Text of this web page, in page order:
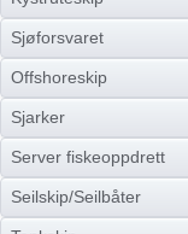
Sjøforsvaret
Offshoreskip
Sjarker
Server fiskeoppdrett
Seilskip/Seilbåter